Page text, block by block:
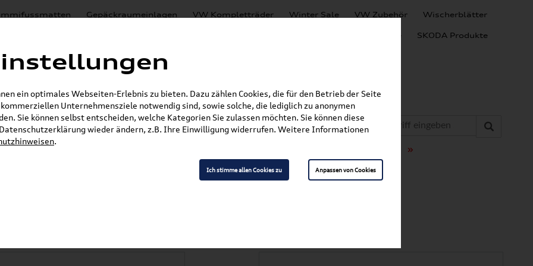
Gepäckraumeinlagen VW Kompletträder Winter Sale VW Zubehör Wischerblätter
SEAT Produkte SKODA Produkte
Lackierungen
E-Mail
»
Original Audi A5 (8T) Gummifußmatten vorne 8T1061501 041
Gummifußmatten vorne
ein optimales Webseiten-Erlebnis zu bieten. Dazu zählen Cookies, die für den Betrieb der Seite
Unternehmensziele notwendig sind, sowie solche, die lediglich zu anonymen
Sie können selbst entscheiden, welche Kategorien Sie zulassen möchten. Sie können diese
wieder ändern, z.B. Ihre Einwilligung widerrufen. Weitere Informationen
.
Ich stimme allen Cookies zu Anpassen von Cookies